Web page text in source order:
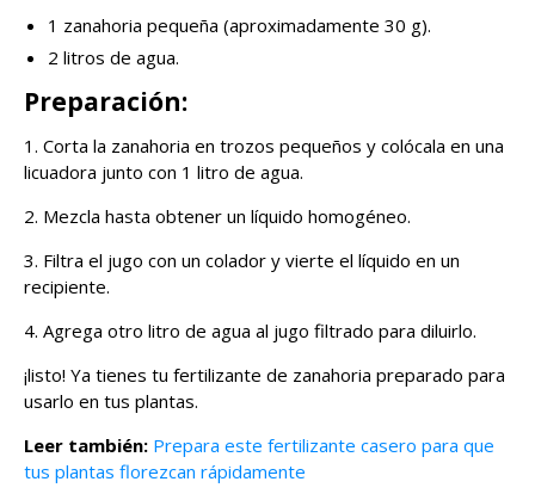
1 zanahoria pequeña (aproximadamente 30 g).
2 litros de agua.
Preparación:
1. Corta la zanahoria en trozos pequeños y colócala en una
licuadora junto con 1 litro de agua.
2. Mezcla hasta obtener un líquido homogéneo.
3. Filtra el jugo con un colador y vierte el líquido en un
recipiente.
4. Agrega otro litro de agua al jugo filtrado para diluirlo.
¡listo! Ya tienes tu fertilizante de zanahoria preparado para
usarlo en tus plantas.
Leer también: Prepara este fertilizante casero para que
tus plantas florezcan rápidamente